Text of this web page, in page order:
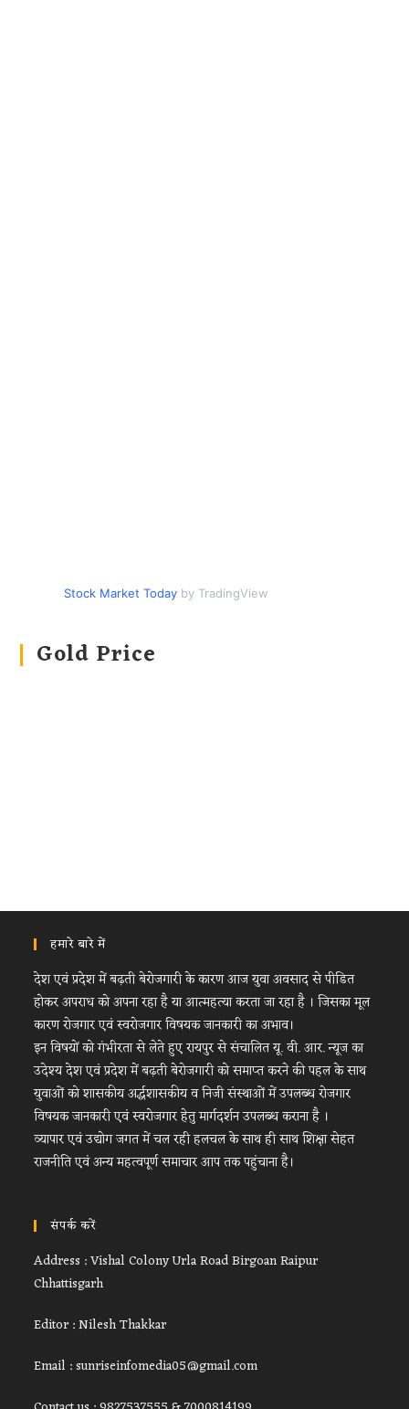
Stock Market Today by TradingView
Gold Price
हमारे बारे में
देश एवं प्रदेश में बढ़ती बेरोजगारी के कारण आज युवा अवसाद से पीडित
होकर अपराध को अपना रहा है या आत्महत्या करता जा रहा है । जिसका मूल
कारण रोजगार एवं स्वरोजगार विषयक जानकारी का अभाव।
इन विषयों को गंभीरता से लेते हुए रायपुर से संचालित यू. वी. आर. न्यूज का
उदेश्य देश एवं प्रदेश में बढ़ती बेरोजगारी को समाप्त करने की पहल के साथ
युवाओं को शासकीय अर्द्धशासकीय व निजी संस्थाओं में उपलब्ध रोजगार
विषयक जानकारी एवं स्वरोजगार हेतु मार्गदर्शन उपलब्ध कराना है ।
व्यापार एवं उद्योग जगत में चल रही हलचल के साथ ही साथ शिक्षा सेहत
राजनीति एवं अन्य महत्वपूर्ण समाचार आप तक पहुंचाना है।
संपर्क करें
Address : Vishal Colony Urla Road Birgoan Raipur
Chhattisgarh
Editor : Nilesh Thakkar
Email : sunriseinfomedia05@gmail.com